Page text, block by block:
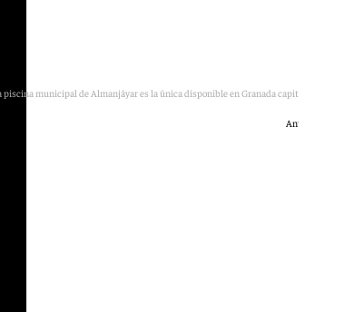
piscina municipal de Almanjáyar es la única disponible en Granada capital este verano.
Antonio Expósito